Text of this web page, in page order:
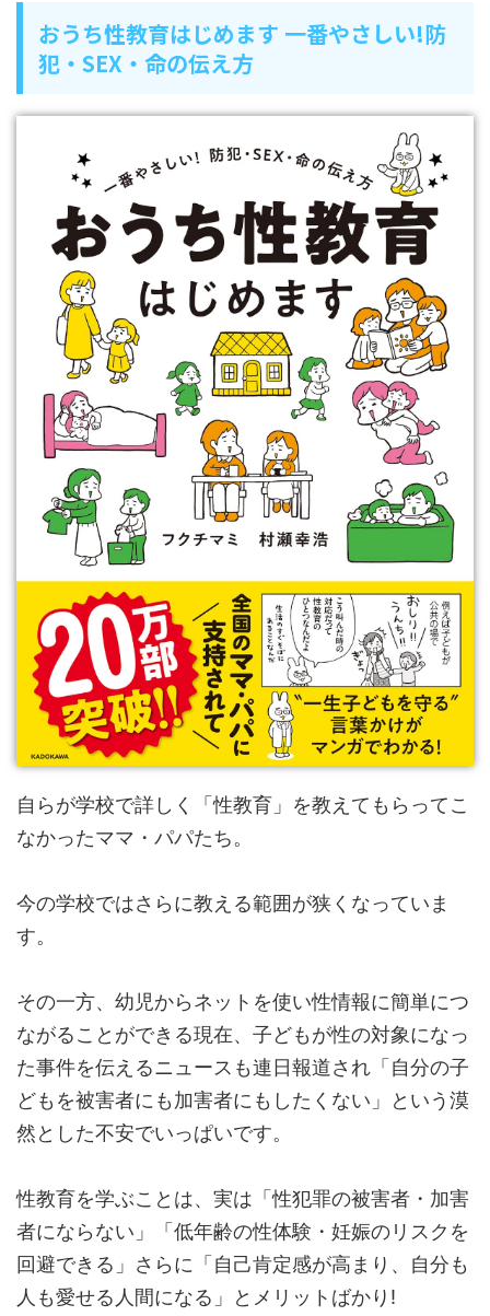
おうち性教育はじめます 一番やさしい!防
犯・SEX・命の伝え方
自らが学校で詳しく「性教育」を教えてもらってこ
なかったママ・パパたち。
今の学校ではさらに教える範囲が狭くなっていま
す。
その一方、幼児からネットを使い性情報に簡単につ
ながることができる現在、子どもが性の対象になっ
た事件を伝えるニュースも連日報道され「自分の子
どもを被害者にも加害者にもしたくない」という漠
然とした不安でいっぱいです。
性教育を学ぶことは、実は「性犯罪の被害者・加害
者にならない」「低年齢の性体験・妊娠のリスクを
回避できる」さらに「自己肯定感が高まり、自分も
人も愛せる人間になる」とメリットばかり!